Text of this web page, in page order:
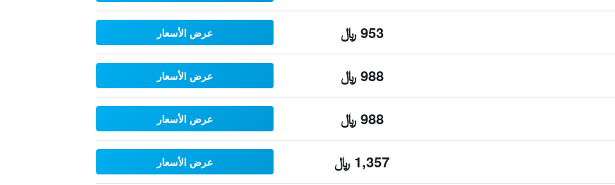
953 ﷼ عرض الأسعار
988 ﷼ عرض الأسعار
988 ﷼ عرض الأسعار
1,357 ﷼ عرض الأسعار